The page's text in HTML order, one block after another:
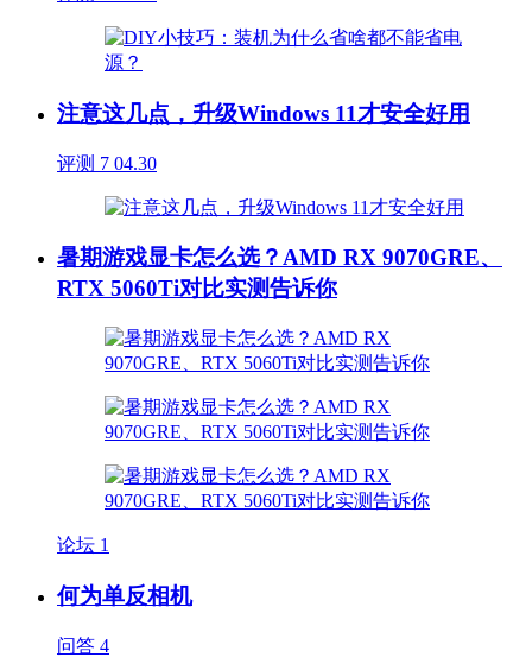
注意这几点，升级Windows 11才安全好用
评测 7 04.30
暑期游戏显卡怎么选？AMD RX 9070GRE、
RTX 5060Ti对比实测告诉你
论坛 1
何为单反相机
问答 4